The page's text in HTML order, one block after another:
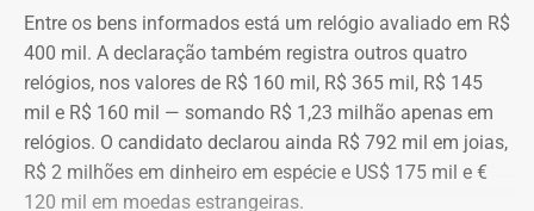
Entre os bens informados está um relógio avaliado em R$
400 mil. A declaração também registra outros quatro
relógios, nos valores de R$ 160 mil, R$ 365 mil, R$ 145
mil e R$ 160 mil — somando R$ 1,23 milhão apenas em
relógios. O candidato declarou ainda R$ 792 mil em joias,
R$ 2 milhões em dinheiro em espécie e US$ 175 mil e €
120 mil em moedas estrangeiras.